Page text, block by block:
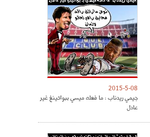
2015-5-08
جيمي ريدناب : ما فعله ميسي ببواتينغ غير
عادل